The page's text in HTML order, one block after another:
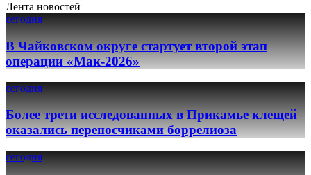
Лента новостей
сегодня
В Чайковском округе стартует второй этап
операции «Мак-2026»
сегодня
Более трети исследованных в Прикамье клещей
оказались переносчиками боррелиоза
сегодня